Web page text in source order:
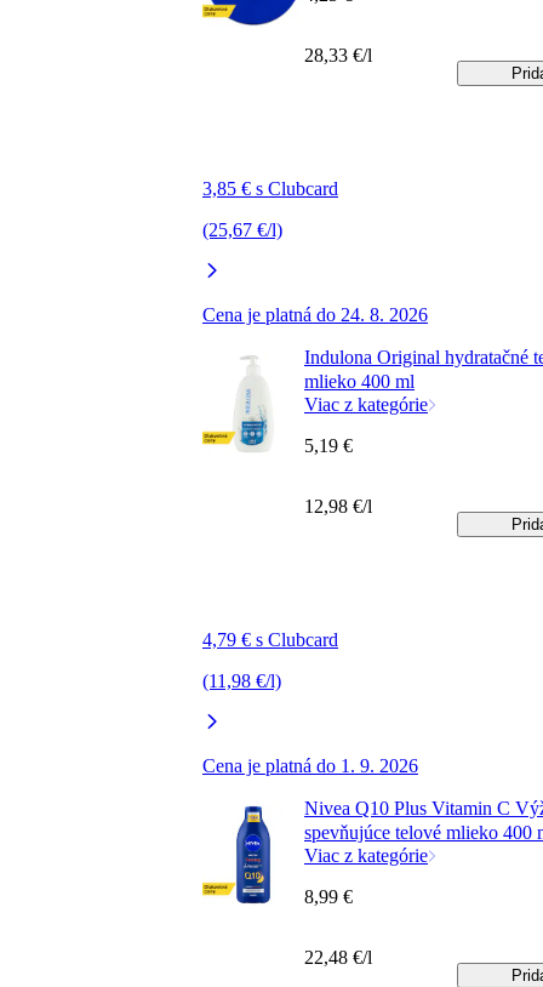
3,85 € s Clubcard
(25,67 €/l)
Cena je platná do 24. 8. 2026
28,33 €/l
Indulona Original hydratačné
mlieko 400 ml
Viac z kategórie
4,79 € s Clubcard
(11,98 €/l)
Cena je platná do 1. 9. 2026
5,19 €
12,98 €/l
Nivea Q10 Plus Vitamin C
spevňujúce telové mlieko 400
Viac z kategórie
8,99 €
22,48 €/l